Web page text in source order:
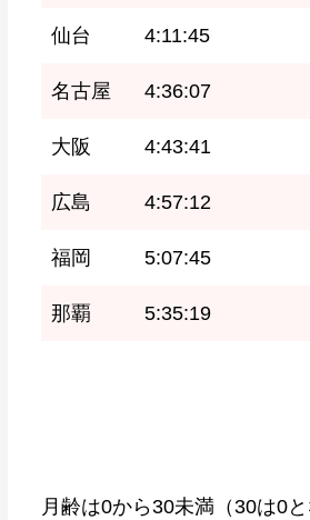
仙台 4:11:45
名古屋 4:36:07
大阪 4:43:41
広島 4:57:12
福岡 5:07:45
那覇 5:35:19
月齢は0から30未満（30は0